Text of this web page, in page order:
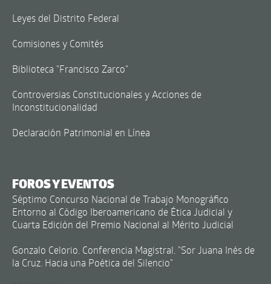
Leyes del Distrito Federal
Comisiones y Comités
Biblioteca "Francisco Zarco"
Controversias Constitucionales y Acciones de
Inconstitucionalidad
Declaración Patrimonial en Línea
FOROS Y EVENTOS
Séptimo Concurso Nacional de Trabajo Monográfico
Entorno al Código Iberoamericano de Ética Judicial y
Cuarta Edición del Premio Nacional al Mérito Judicial
Gonzalo Celorio. Conferencia Magistral. "Sor Juana Inés de
la Cruz. Hacia una Poética del Silencio"